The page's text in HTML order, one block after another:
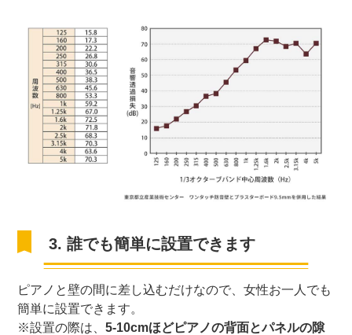
3. 誰でも簡単に設置できます
ピアノと壁の間に差し込むだけなので、女性お一人でも
簡単に設置できます。
※設置の際は、5-10cmほどピアノの背面とパネルの隙